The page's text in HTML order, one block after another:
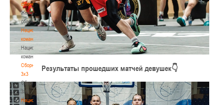
сборные
Женские
сборные
Национальная
команда
Национальная
команда
Сборные
3х3
Сборные
3х3
Национальная
Результаты прошедших матчей девушек👇